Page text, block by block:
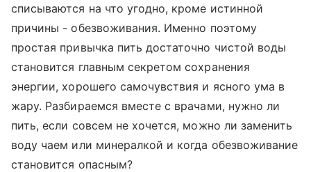
списываются на что угодно, кроме истинной
причины - обезвоживания. Именно поэтому
простая привычка пить достаточно чистой воды
становится главным секретом сохранения
энергии, хорошего самочувствия и ясного ума в
жару. Разбираемся вместе с врачами, нужно ли
пить, если совсем не хочется, можно ли заменить
воду чаем или минералкой и когда обезвоживание
становится опасным?